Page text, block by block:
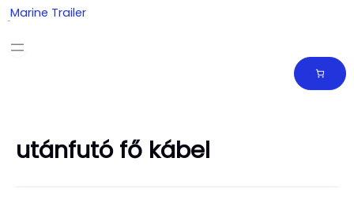
Skip
to
content
Marine Trailer
utánfutó fő kábel